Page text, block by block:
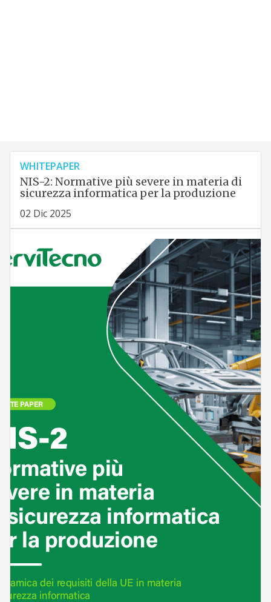
WHITEPAPER
NIS-2: Normative più severe in materia di
sicurezza informatica per la produzione
02 Dic 2025